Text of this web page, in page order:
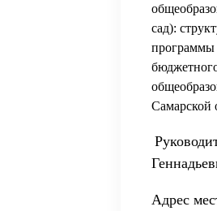
сад):
программы
Самарской
Адрес